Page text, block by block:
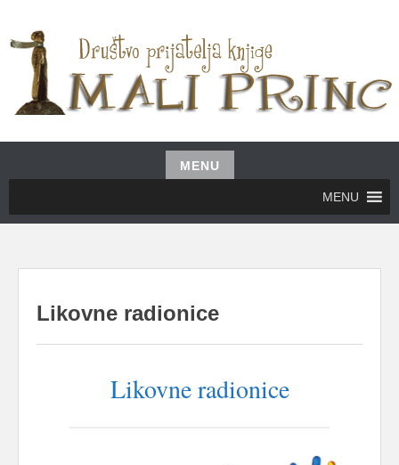
content
MALI PRINC
MENU
to
MENU
Likovne radionice
Likovne radionice